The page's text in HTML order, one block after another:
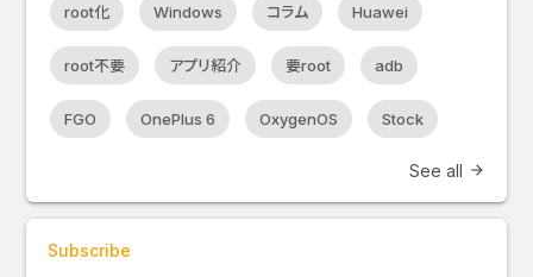
root化 Windows コラム Huawei
root不要 アプリ紹介 要root adb
FGO OnePlus 6 OxygenOS Stock
See all arrow_forward
Subscribe